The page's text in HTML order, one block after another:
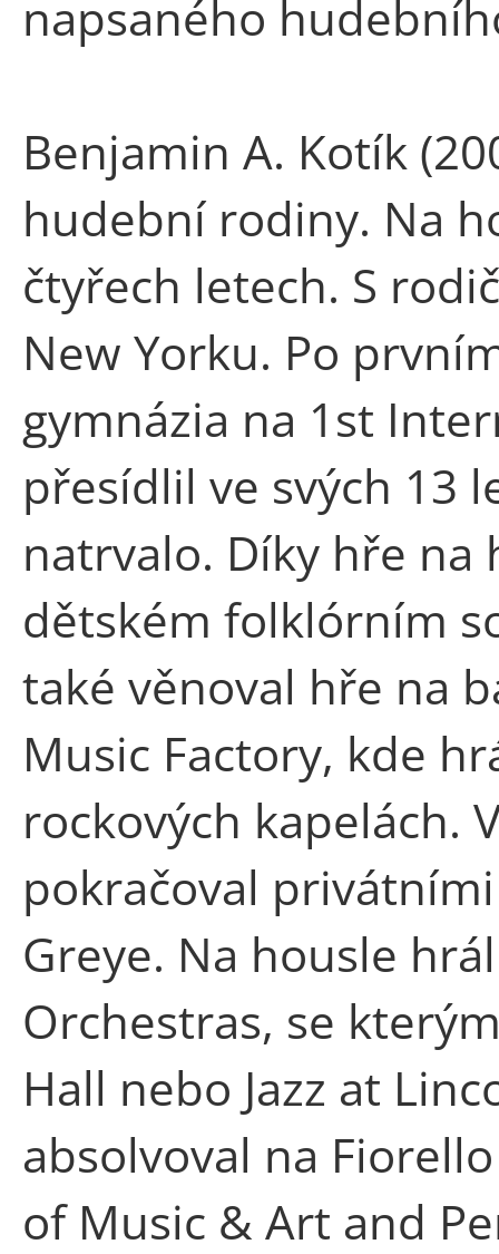
napsaného
Benjamin A. Kotík
hudební rodiny. Na
čtyřech letech. S
New Yorku. Po
gymnázia na 1st
přesídlil ve svých 13
natrvalo. Díky hře na
dětském folklórním
také věnoval hře na
Music Factory, kde
rockových kapelách.
pokračoval
Greye. Na housle
Orchestras, se
Hall nebo Jazz at
absolvoval na
of Music & Art and